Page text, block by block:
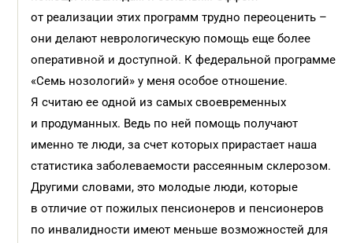
от реализации этих программ трудно переоценить –
они делают неврологическую помощь еще более
оперативной и доступной. К федеральной программе
«Семь нозологий» у меня особое отношение.
Я считаю ее одной из самых своевременных
и продуманных. Ведь по ней помощь получают
именно те люди, за счет которых прирастает наша
статистика заболеваемости рассеянным склерозом.
Другими словами, это молодые люди, которые
в отличие от пожилых пенсионеров и пенсионеров
по инвалидности имеют меньше возможностей для